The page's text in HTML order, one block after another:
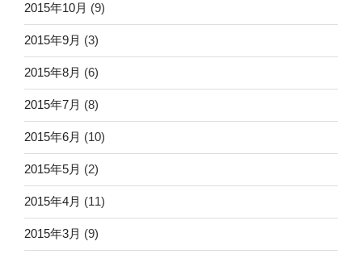
2015年10月 (9)
2015年9月 (3)
2015年8月 (6)
2015年7月 (8)
2015年6月 (10)
2015年5月 (2)
2015年4月 (11)
2015年3月 (9)